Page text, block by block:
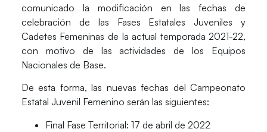
comunicado la modificación en las fechas de
celebración de las Fases Estatales Juveniles y
Cadetes Femeninas de la actual temporada 2021-22,
con motivo de las actividades de los Equipos
Nacionales de Base.
De esta forma, las nuevas fechas delCampeonato
Estatal Juvenil Femenino serán las siguientes:
Final Fase Territorial: 17 de abril de 2022